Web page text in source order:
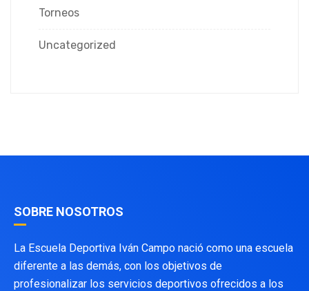
Torneos
Uncategorized
SOBRE NOSOTROS
La Escuela Deportiva Iván Campo nació como una escuela
diferente a las demás, con los objetivos de
profesionalizar los servicios deportivos ofrecidos a los